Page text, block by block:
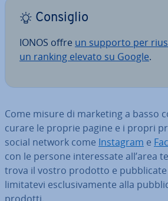
Consiglio
IONOS offre un supporto per
un ranking elevato su Google.
Come misure di marketing a basso
curare le proprie pagine e i propri
social network come Instagram e
con le persone in­te­res­sa­te all’area
trova il vostro prodotto e
li­mi­ta­te­vi esclu­si­va­men­te alla